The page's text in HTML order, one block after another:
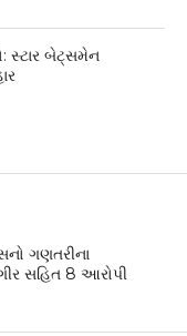
સ્ટાર બેટ્સમેન
તેજ,
હોટેલે